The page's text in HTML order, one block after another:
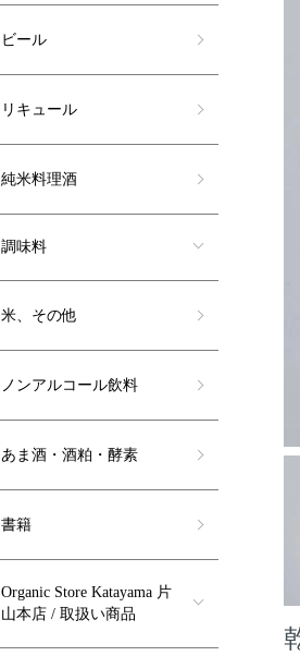
ビール
リキュール
純米料理酒
調味料
米、その他
ノンアルコール飲料
あま酒・酒粕・酵素
書籍
Organic Store Katayama 片
山本店 / 取扱い商品